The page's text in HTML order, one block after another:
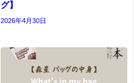
グ】
2026年4月30日